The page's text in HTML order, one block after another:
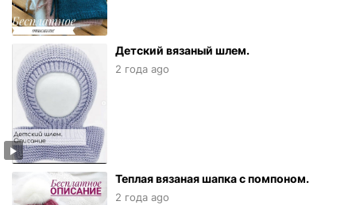
Детский вязаный шлем.
2 года ago
Теплая вязаная шапка с помпоном.
2 года ago